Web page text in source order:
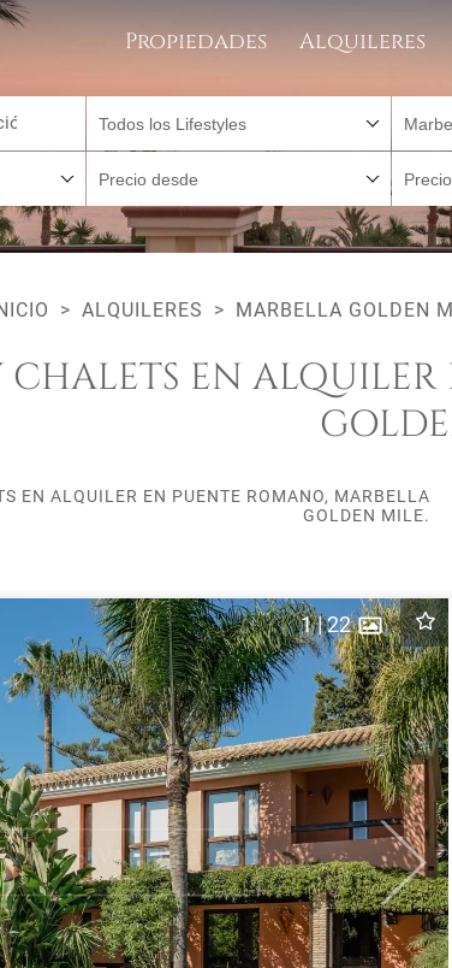
Propiedades Alquileres
Todos los Lifestyles
Precio desde
ALQUILERES MARBELLA GOLDEN
CHALETS EN
EN ALQUILER EN PUENTE ROMANO, MARBELLA
GOLDEN MILE.
Next
1|22